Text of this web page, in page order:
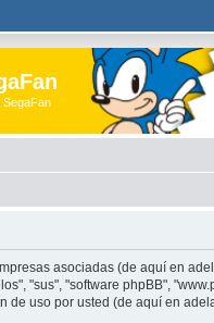
SegaFan
asociadas (de aquí en
"sus", "software phpBB",
uso por usted (de aquí en